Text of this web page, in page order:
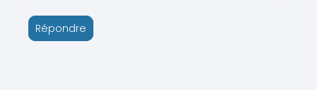
Répondre